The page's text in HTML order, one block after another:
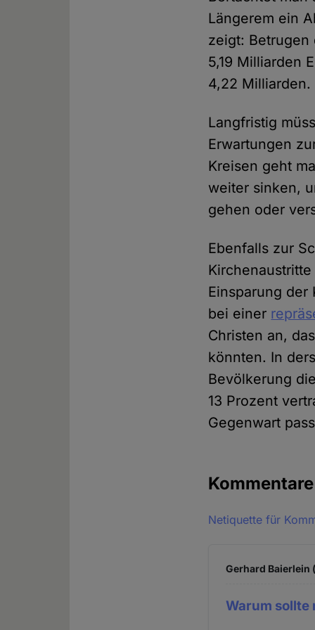
Längerem ein
zeigt: Betrugen
5,19 Milliarden
4,22 Milliarden.
Langfristig
Erwartungen
Kreisen geht
weiter sinken,
gehen oder
Ebenfalls zur
Einsparung
bei einer
Christen an,
könnten. In
Bevölkerung
13 Prozent
Gegenwart
Kommentare
Netiquette für
Gerhard
Warum sollte